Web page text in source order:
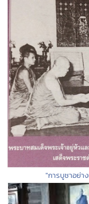
"การบูชาอย่า